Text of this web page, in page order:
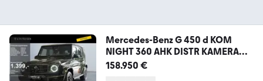
Mercedes-Benz G 450 d KOM
NIGHT 360 AHK DISTR KAMERA
PANO SPUR
158.950 €